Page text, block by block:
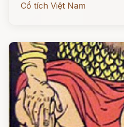
Cổ tích Việt Nam